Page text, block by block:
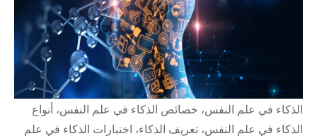
الذكاء في علم النفس، خصائص الذكاء في علم النفس، أنواع
الذكاء في علم النفس، تعريف الذكاء، اختبارات الذكاء في علم